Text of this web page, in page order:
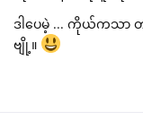
ဒါပေမဲ့ ... ကိုယ်ကသာ
ဗျို့။